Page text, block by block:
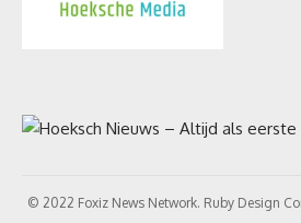
© 2022 Foxiz News Network. Ruby Design